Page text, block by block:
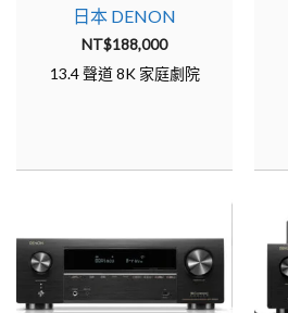
0
o
u
t
o
f
日本 DENON
NT$188,000
13.4 聲道 8K 家庭劇院